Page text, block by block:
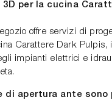
per la cucina
offre servizi di
Carattere Dark Pulpis,
impianti elettrici e
di apertura ante sono